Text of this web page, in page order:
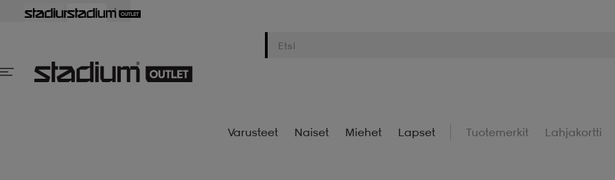
Varusteet Naiset Miehet Lapset Tuotemerkit Lahjakortti